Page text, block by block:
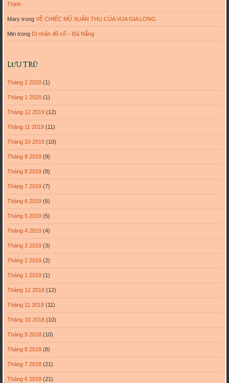
Thịnh
Marytrong VỀ CHIẾC MŨ XUÂN THU CỦA VUA GIA LONG
Mintrong Dị nhân đồ cổ – Đà Nẵng
LƯU TRỮ
Tháng 2 2020(1)
Tháng 1 2020(1)
Tháng 12 2019(12)
Tháng 11 2019(11)
Tháng 10 2019(10)
Tháng 9 2019(9)
Tháng 8 2019(8)
Tháng 7 2019(7)
Tháng 6 2019(6)
Tháng 5 2019(5)
Tháng 4 2019(4)
Tháng 3 2019(3)
Tháng 2 2019(2)
Tháng 1 2019(1)
Tháng 12 2018(12)
Tháng 11 2018(11)
Tháng 10 2018(10)
Tháng 9 2018(10)
Tháng 8 2018(8)
Tháng 7 2018(21)
Tháng 6 2018(21)